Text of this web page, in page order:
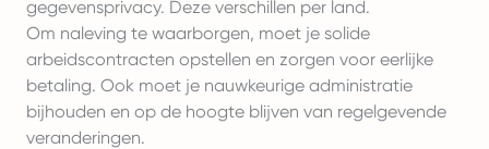
gegevensprivacy. Deze verschillen per land.
Om naleving te waarborgen, moet je solide
arbeidscontracten opstellen en zorgen voor eerlijke
betaling. Ook moet je nauwkeurige administratie
bijhouden en op de hoogte blijven van regelgevende
veranderingen.